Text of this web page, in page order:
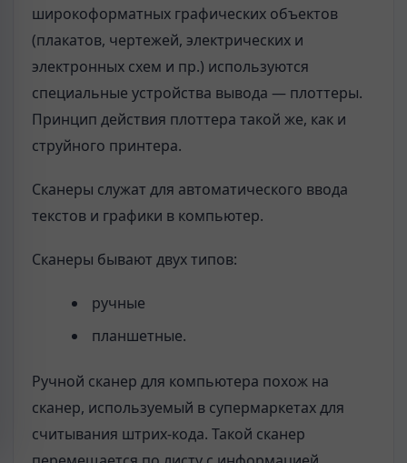
широкоформатных графических объектов
(плакатов, чертежей, электрических и
электронных схем и пр.) используются
специальные устройства вывода — плоттеры.
Принцип действия плоттера такой же, как и
струйного принтера.
Сканеры служат для автоматического ввода
текстов и графики в компьютер.
Сканеры бывают двух типов:
ручные
планшетные.
Ручной сканер для компьютера похож на
сканер, используемый в супермаркетах для
считывания штрих-кода. Такой сканер